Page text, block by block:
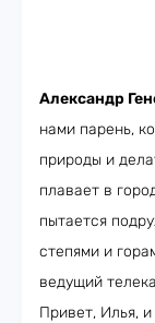
Александр
нами парень,
природы и
плавает в
пытается
степями и
ведущий
Привет, Илья,